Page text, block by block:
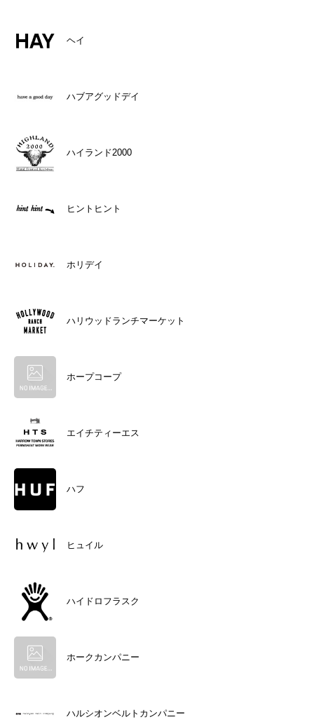
ヘイ
ハブアグッドデイ
ハイランド2000
ヒントヒント
ホリデイ
ハリウッドランチマーケット
ホープコープ
エイチティーエス
ハフ
ヒュイル
ハイドロフラスク
ホークカンパニー
ハルシオンベルトカンパニー